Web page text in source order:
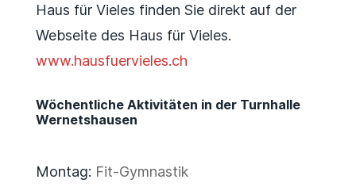
Haus für Vieles finden Sie direkt auf der
Webseite des Haus für Vieles.
www.hausfuervieles.ch
Wöchentliche Aktivitäten in der Turnhalle
Wernetshausen
Montag: Fit-Gymnastik